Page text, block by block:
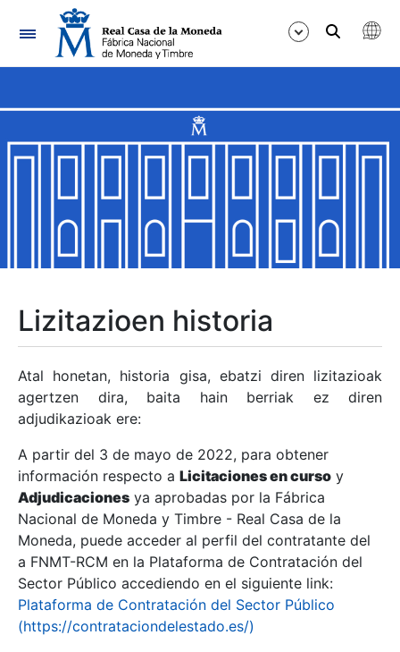
Nabigazioa
Erakutsi/Ezkutatu
Erakutsi/Ezkutatu
Erakutsi/Ezkutatu
Erakutsi/Ezkutatu
Erakutsi/Ezkutatu
Erakutsi/Ezkutatu
Erakutsi/Ezkutatu
Lizitazioen historia
Atal honetan, historia gisa, ebatzi diren lizitazioak
agertzen dira, baita hain berriak ez diren
adjudikazioak ere:
A partir del 3 de mayo de 2022, para obtener
información respecto a Licitaciones en curso y
Adjudicaciones ya aprobadas por la Fábrica
Nacional de Moneda y Timbre - Real Casa de la
Moneda, puede acceder al perfil del contratante del
a FNMT-RCM en la Plataforma de Contratación del
Sector Público accediendo en el siguiente link:
Plataforma de Contratación del Sector Público
(https://contrataciondelestado.es/)